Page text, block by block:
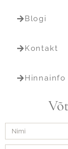
Blogi
Kontakt
Hinnainfo